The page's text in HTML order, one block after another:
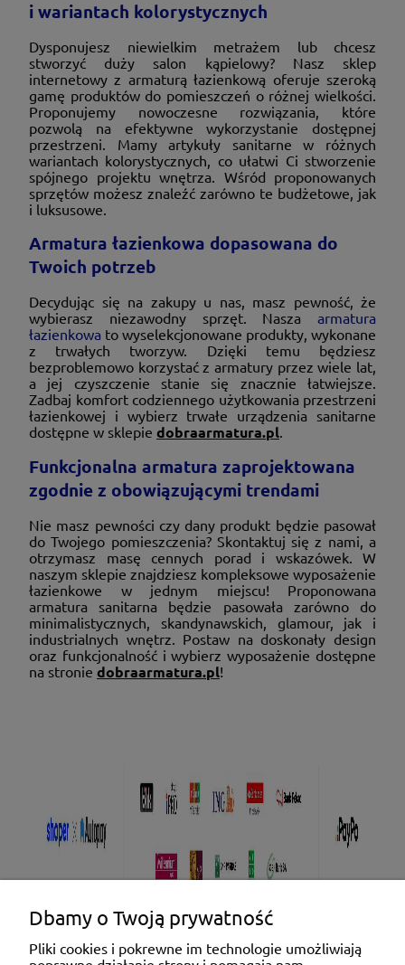
i wariantach kolorystycznych
Dysponujesz niewielkim metrażem lub chcesz
stworzyć duży salon kąpielowy? Nasz sklep
internetowy z armaturą łazienkową oferuje szeroką
gamę produktów do pomieszczeń o różnej wielkości.
Proponujemy nowoczesne rozwiązania, które
pozwolą na efektywne wykorzystanie dostępnej
przestrzeni. Mamy artykuły sanitarne w różnych
wariantach kolorystycznych, co ułatwi Ci stworzenie
spójnego projektu wnętrza. Wśród proponowanych
sprzętów możesz znaleźć zarówno te budżetowe, jak
i luksusowe.
Armatura łazienkowa dopasowana do
Twoich potrzeb
Decydując się na zakupy u nas, masz pewność, że
wybierasz niezawodny sprzęt. Nasza armatura
łazienkowa to wyselekcjonowane produkty, wykonane
z trwałych tworzyw. Dzięki temu będziesz
bezproblemowo korzystać z armatury przez wiele lat,
a jej czyszczenie stanie się znacznie łatwiejsze.
Zadbaj komfort codziennego użytkowania przestrzeni
łazienkowej i wybierz trwałe urządzenia sanitarne
dostępne w sklepie dobraarmatura.pl
Funkcjonalna armatura zaprojektowana
zgodnie z obowiązującymi trendami
Nie masz pewności czy dany produkt będzie pasował
do Twojego pomieszczenia? Skontaktuj się z nami, a
otrzymasz masę cennych porad i wskazówek. W
naszym sklepie znajdziesz kompleksowe wyposażenie
łazienkowe w jednym miejscu! Proponowana
armatura sanitarna będzie pasowała zarówno do
minimalistycznych, skandynawskich, glamour, jak i
industrialnych wnętrz. Postaw na doskonały design
oraz funkcjonalność i wybierz wyposażenie dostępne
na stronie dobraarmatura.pl!
Dbamy o Twoją prywatność
Pliki cookies i pokrewne im technologie umożliwiają